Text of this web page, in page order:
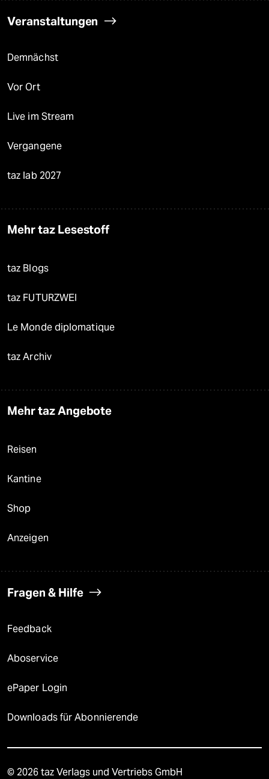
Veranstaltungen
Demnächst
Vor Ort
Live im Stream
Vergangene
taz lab 2027
Mehr taz Lesestoff
taz Blogs
taz FUTURZWEI
Le Monde diplomatique
taz Archiv
Mehr taz Angebote
Reisen
Kantine
Shop
Anzeigen
Fragen & Hilfe
Feedback
Aboservice
ePaper Login
Downloads für Abonnierende
© 2026 taz Verlags und Vertriebs GmbH